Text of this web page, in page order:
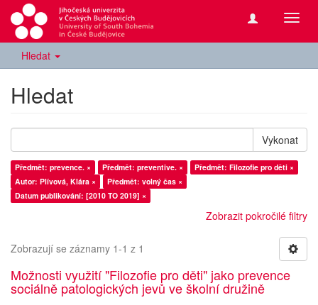
Hledat
Hledat
Vykonat
Předmět: prevence. × Předmět: preventive. ×
Předmět: Filozofie pro děti ×
Autor: Plívová, Klára ×
Předmět: volný čas ×
Datum publikování: [2010 TO 2019] ×
Zobrazit pokročilé filtry
Zobrazují se záznamy 1-1 z 1
Možnosti využití "Filozofie pro děti" jako prevence
sociálně patologických jevů ve školní družině